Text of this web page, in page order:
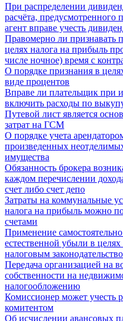
При распределении
расчёта,
агент вправе учесть
Правомерно ли признавать
целях налога на прибыль
числе ночное) время с
О порядке признания в
виде процентов
Вправе ли плательщик при
включить расходы по
Путевой лист является
затрат на ГСМ
О порядке учета
произведенных
имущества
Обязанность брокера
каждом перечислении
счет либо счет депо
Затраты на коммунальные
налога на прибыль можно
счетами
Применение
естественной убыли в
налоговым
Передача организацией на
собственности на
налогообложению
Комиссионер может учесть
комитентом
Об исчислении авансовых